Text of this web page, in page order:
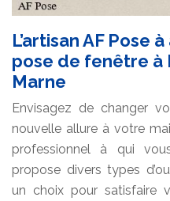
L’artisan AF Pose
pose de fenêtre à
Marne
Envisagez de changer
nouvelle allure à votre
professionnel à qui
propose divers types
un choix pour satisfaire